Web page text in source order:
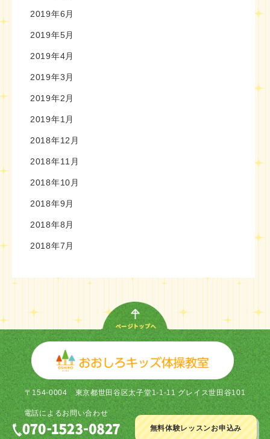
2019年6月
2019年5月
2019年4月
2019年3月
2019年2月
2019年1月
2018年12月
2018年11月
2018年10月
2018年9月
2018年8月
2018年7月
〒154-0004東京都世田谷区太子堂1-1-11 グレイス世田谷101
電話によるお問い合わせ
無料体験レッスンお申込み